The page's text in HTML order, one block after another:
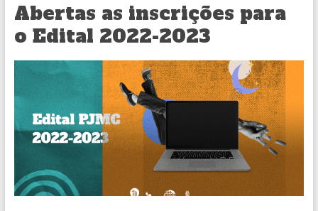
Abertas as inscrições para
o Edital 2022-2023